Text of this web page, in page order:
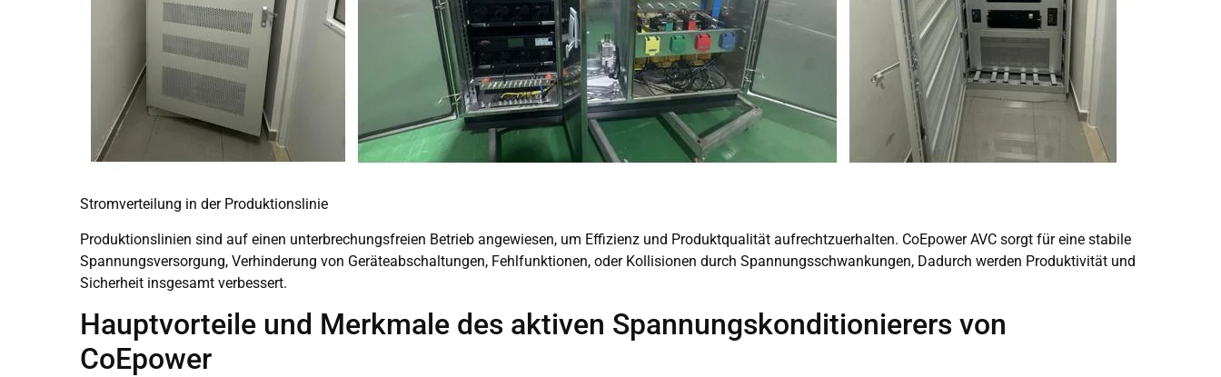
Stromverteilung in der Produktionslinie
Produktionslinien sind auf einen unterbrechungsfreien Betrieb angewiesen, um Effizienz und Produktqualität aufrechtzuerhalten. CoEpower AVC sorgt für eine stabile
Spannungsversorgung, Verhinderung von Geräteabschaltungen, Fehlfunktionen, oder Kollisionen durch Spannungsschwankungen, Dadurch werden Produktivität und
Sicherheit insgesamt verbessert.
Hauptvorteile und Merkmale des aktiven Spannungskonditionierers von
CoEpower